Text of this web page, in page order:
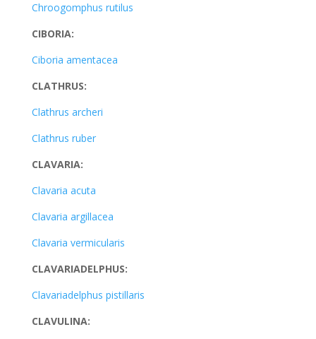
Chroogomphus rutilus
CIBORIA:
Ciboria amentacea
CLATHRUS:
Clathrus archeri
Clathrus ruber
CLAVARIA:
Clavaria acuta
Clavaria argillacea
Clavaria vermicularis
CLAVARIADELPHUS:
Clavariadelphus pistillaris
CLAVULINA: